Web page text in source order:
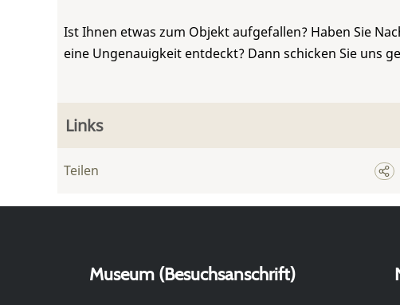
Ist Ihnen etwas zum Objekt aufgefallen? Haben Sie
eine Ungenauigkeit entdeckt? Dann schicken Sie uns
Links
Teilen
Museum (Besuchsanschrift)